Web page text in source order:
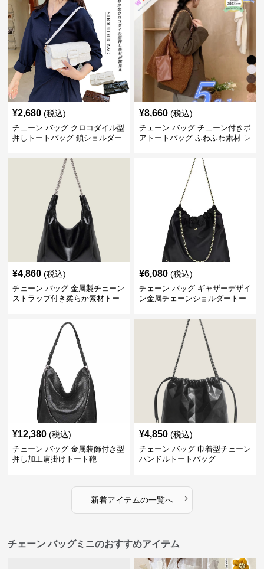
¥2,680 (税込)
チェーン バッグ クロコダイル型
押しトートバッグ 鎖ショルダー
¥8,660 (税込)
チェーン バッグ チェーン付きボ
アトートバッグ ふわふわ素材 レ
¥4,860 (税込)
チェーン バッグ 金属製チェーン
ストラップ付き柔らか素材トー
¥6,080 (税込)
チェーン バッグ ギャザーデザイ
ン金属チェーンショルダートー
¥12,380 (税込)
チェーン バッグ 金属装飾付き型
押し加工肩掛けトート鞄
¥4,850 (税込)
チェーン バッグ 巾着型チェーン
ハンドルトートバッグ
新着アイテムの一覧へ ›
チェーン バッグミニのおすすめアイテム